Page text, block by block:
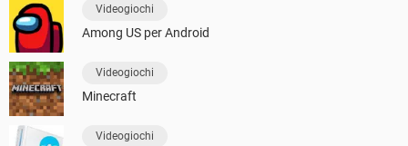
Videogiochi
Among US per Android
Videogiochi
Minecraft
Videogiochi